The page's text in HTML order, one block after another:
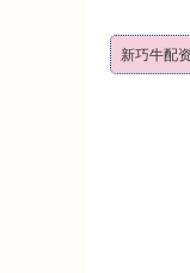
新巧牛配